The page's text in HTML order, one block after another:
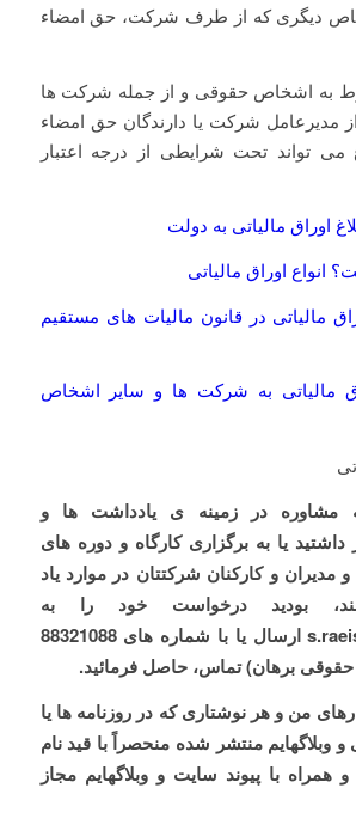
ﺩﯾﮕﺮﯼ ﮐﻪ ﺍﺯ ﻃﺮﻑ ﺷﺮﮐﺖ، ﺣﻖ ﺍﻣﻀﺎء
به اشخاص حقوقی و از جمله شرکت ها
مدیرعامل شرکت یا دارندگان حق امضاء
می تواند تحت شرایطی از درجه اعتبار
اوراق مالیاتی به دولت
انواع اوراق مالیاتی
مالیاتی در قانون مالیات های مستقیم
مالیاتی به شرکت ها و سایر اشخاص
مشاوره در زمینه ی یادداشت ها و
داشتید یا به برگزاری کارگاه و دوره های
و کارکنان شرکتتان در موارد یاد
بودید درخواست خود را به
s.raeisikia@gmail.com ارسال یا با شماره های 88321088
من و هر نوشتاری که در روزنامه ها یا
و وبلاگهایم منتشر شده منحصراً با قید نام
و همراه با پیوند سایت و وبلاگهایم مجاز